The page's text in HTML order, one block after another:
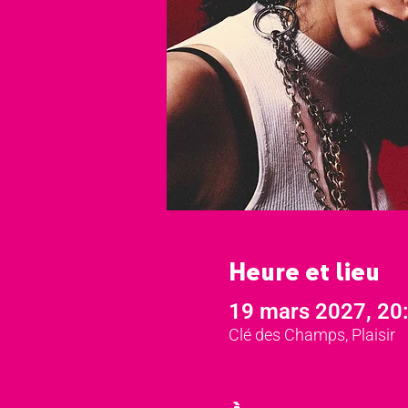
Heure et lieu
19 mars 2027,
Clé des Champs, Plaisir